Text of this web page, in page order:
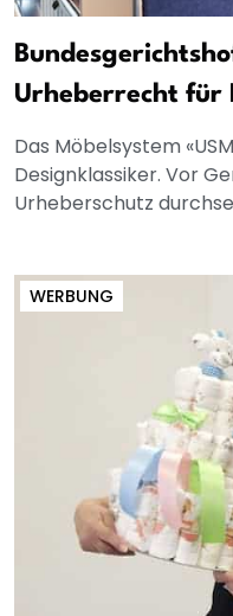
Urheberrecht für
Das Möbelsystem
Designklassiker. Vor
Urheberschutz
WERBUNG